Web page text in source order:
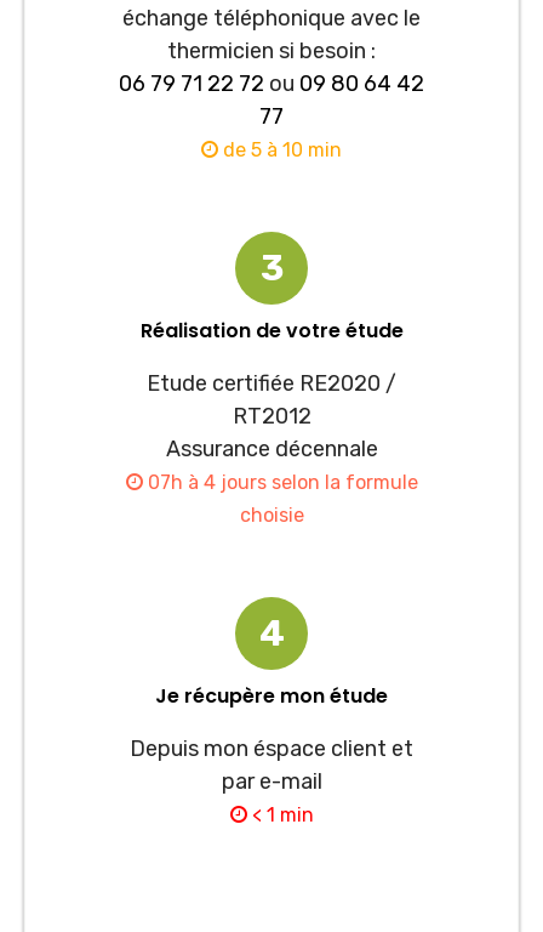
échange téléphonique avec le
thermicien si besoin :
06 79 71 22 72 ou 09 80 64 42
77
de 5 à 10 min
3
Réalisation de votre étude
Etude certifiée RE2020 /
RT2012
Assurance décennale
07h à 4 jours selon la formule
choisie
4
Je récupère mon étude
Depuis mon éspace client et
par e-mail
< 1 min